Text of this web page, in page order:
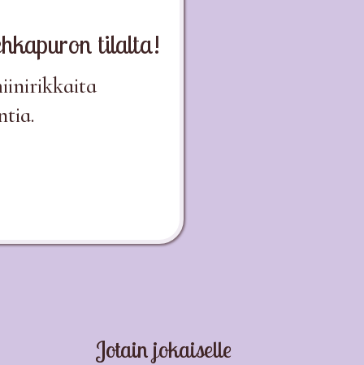
tilalta!
Jotain jokaiselle